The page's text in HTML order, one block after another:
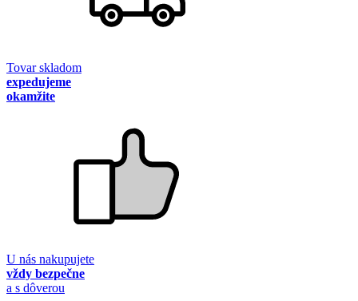
Tovar skladom
expedujeme
okamžite
U nás nakupujete
vždy bezpečne
a s dôverou